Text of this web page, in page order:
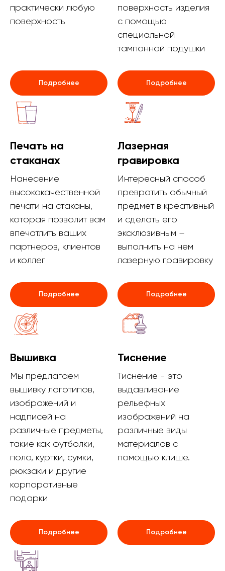
практически любую
поверхность
Подробнее
поверхность изделия
с помощью
специальной
тампонной подушки
Подробнее
Печать на
стаканах
Нанесение
высококачественной
печати на стаканы,
которая позволит вам
впечатлить ваших
партнеров, клиентов
и коллег
Подробнее
Лазерная
гравировка
Интересный способ
превратить обычный
предмет в креативный
и сделать его
эксклюзивным –
выполнить на нем
лазерную гравировку
Подробнее
Вышивка
Мы предлагаем
вышивку логотипов,
изображений и
надписей на
различные предметы,
такие как футболки,
поло, куртки, сумки,
рюкзаки и другие
корпоративные
подарки
Подробнее
Тиснение
Тиснение - это
выдавливание
рельефных
изображений на
различные виды
материалов с
помощью клише.
Подробнее